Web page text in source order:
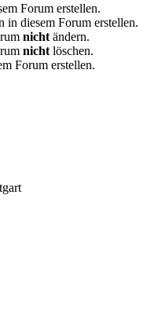
Forum erstellen.
in diesem Forum erstellen.
nicht ändern.
nicht löschen.
Forum erstellen.